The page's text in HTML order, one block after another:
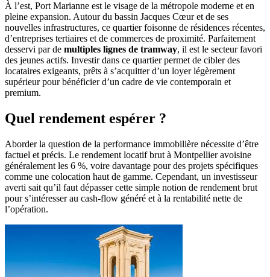
À l’est, Port Marianne est le visage de la métropole moderne et en
pleine expansion. Autour du bassin Jacques Cœur et de ses
nouvelles infrastructures, ce quartier foisonne de résidences récentes,
d’entreprises tertiaires et de commerces de proximité. Parfaitement
desservi par de multiples lignes de tramway, il est le secteur favori
des jeunes actifs. Investir dans ce quartier permet de cibler des
locataires exigeants, prêts à s’acquitter d’un loyer légèrement
supérieur pour bénéficier d’un cadre de vie contemporain et
premium.
Quel rendement espérer ?
Aborder la question de la performance immobilière nécessite d’être
factuel et précis. Le rendement locatif brut à Montpellier avoisine
généralement les 6 %, voire davantage pour des projets spécifiques
comme une colocation haut de gamme. Cependant, un investisseur
averti sait qu’il faut dépasser cette simple notion de rendement brut
pour s’intéresser au cash-flow généré et à la rentabilité nette de
l’opération.